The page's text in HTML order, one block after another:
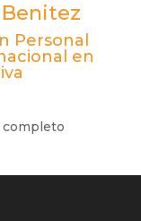
Personal
en
completo